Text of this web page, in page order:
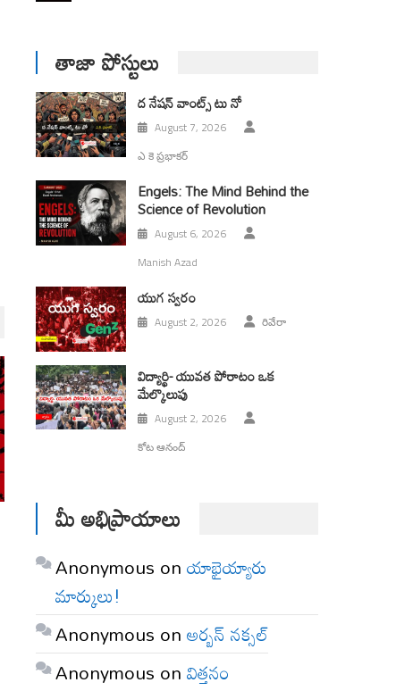
తాజా పోస్టులు
ద నేషన్ వాంట్స్ టు నో
August 7, 2026
ఎ కె ప్రభాకర్
Engels: The Mind Behind the
Science of Revolution
August 6, 2026
Manish Azad
యుగ స్వ‌రం
August 2, 2026 రివేరా
విద్యార్థి- యువత పోరాటం ఒక
మేల్కొలుపు
August 2, 2026
కోట ఆనంద్
మీ అభిప్రాయాలు
Anonymous onయాభైయ్యారు
మార్కులు!
Anonymous onఅర్బన్ నక్సల్
Anonymous onవిత్తనం